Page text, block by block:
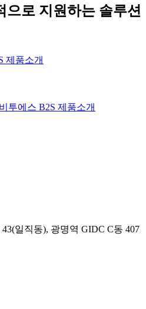
으로 지원하는 솔루션
일직동), 광명역 GIDC C동 407